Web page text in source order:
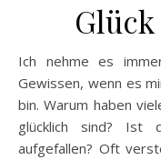
Ich nehme es immer weniger wahr, dieses schlechte
Gewissen, wenn es
bin. Warum haben
glücklich sind?
aufgefallen? Oft